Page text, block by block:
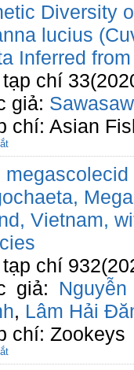
Diversity
lucius
Inferred
chí
giả:
chí: Asian
Vietnam,
chí
giả:
, Lâm Hải
chí: Zookeys